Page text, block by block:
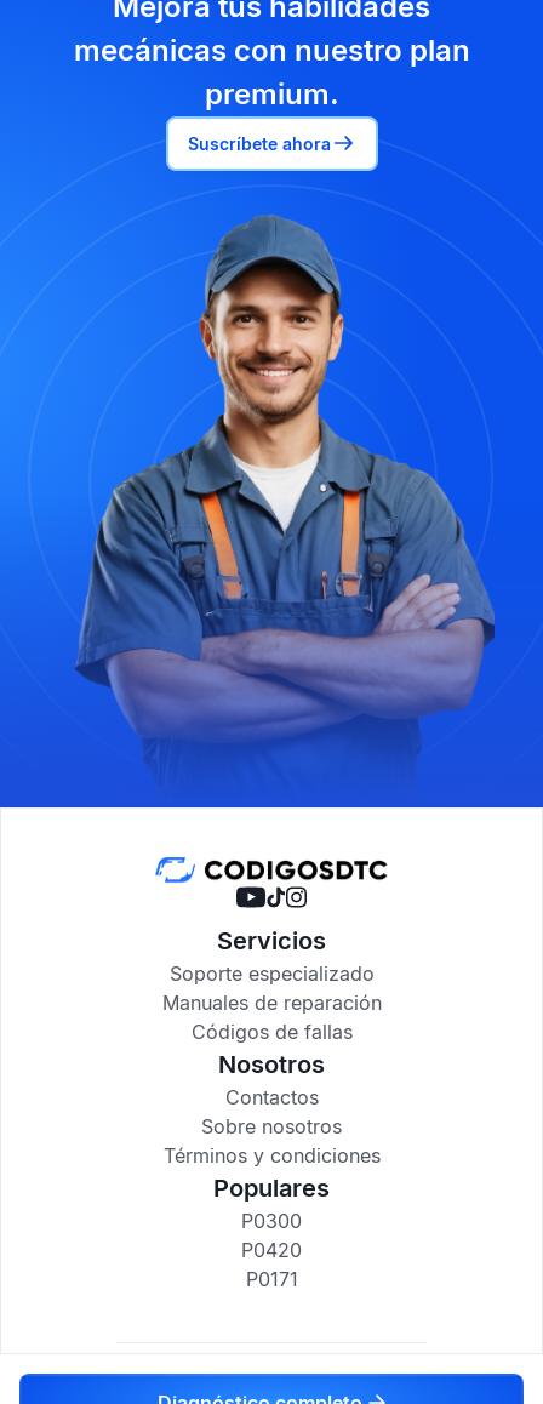
mecánicas con nuestro plan
premium.
Suscríbete ahora
Servicios
Soporte especializado
Manuales de reparación
Códigos de fallas
Nosotros
Contactos
Sobre nosotros
Términos y condiciones
Populares
P0300
P0420
P0171
codigosdtc.com © 2017-2025